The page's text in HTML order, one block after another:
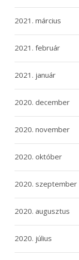
2021. március
2021. február
2021. január
2020. december
2020. november
2020. október
2020. szeptember
2020. augusztus
2020. július